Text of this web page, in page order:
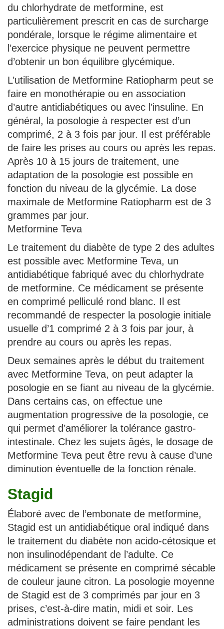
du chlorhydrate de metformine, est
particulièrement prescrit en cas de surcharge
pondérale, lorsque le régime alimentaire et
l’exercice physique ne peuvent permettre
d’obtenir un bon équilibre glycémique.
L’utilisation de Metformine Ratiopharm peut se
faire en monothérapie ou en association
d’autre antidiabétiques ou avec l’insuline. En
général, la posologie à respecter est d’un
comprimé, 2 à 3 fois par jour. Il est préférable
de faire les prises au cours ou après les repas.
Après 10 à 15 jours de traitement, une
adaptation de la posologie est possible en
fonction du niveau de la glycémie. La dose
maximale de Metformine Ratiopharm est de 3
grammes par jour.
Metformine Teva
Le traitement du diabète de type 2 des adultes
est possible avec Metformine Teva, un
antidiabétique fabriqué avec du chlorhydrate
de metformine. Ce médicament se présente
en comprimé pelliculé rond blanc. Il est
recommandé de respecter la posologie initiale
usuelle d’1 comprimé 2 à 3 fois par jour, à
prendre au cours ou après les repas.
Deux semaines après le début du traitement
avec Metformine Teva, on peut adapter la
posologie en se fiant au niveau de la glycémie.
Dans certains cas, on effectue une
augmentation progressive de la posologie, ce
qui permet d’améliorer la tolérance gastro-
intestinale. Chez les sujets âgés, le dosage de
Metformine Teva peut être revu à cause d’une
diminution éventuelle de la fonction rénale.
Stagid
Élaboré avec de l’embonate de metformine,
Stagid est un antidiabétique oral indiqué dans
le traitement du diabète non acido-cétosique et
non insulinodépendant de l’adulte. Ce
médicament se présente en comprimé sécable
de couleur jaune citron. La posologie moyenne
de Stagid est de 3 comprimés par jour en 3
prises, c’est-à-dire matin, midi et soir. Les
administrations doivent se faire pendant les